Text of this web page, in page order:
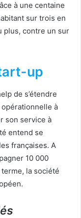
à une centaine
sur trois en
plus, contre un sur
up
de s’étendre
opérationnelle à
son service à
entend se
françaises. A
10 000
la société